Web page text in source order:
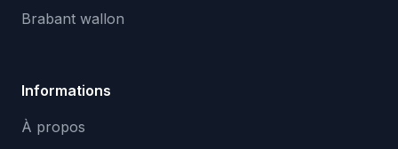
Brabant wallon
Informations
À propos